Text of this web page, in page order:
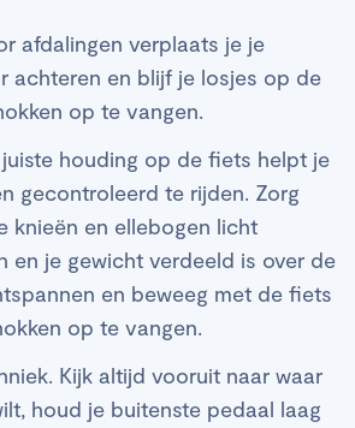
afdalingen verplaats je je
achteren en blijf je losjes op de
op te vangen.
juiste houding op de fiets helpt je
gecontroleerd te rijden. Zorg
knieën en ellebogen licht
en je gewicht verdeeld is over de
en beweeg met de fiets
op te vangen.
Kijk altijd vooruit naar waar
houd je buitenste pedaal laag